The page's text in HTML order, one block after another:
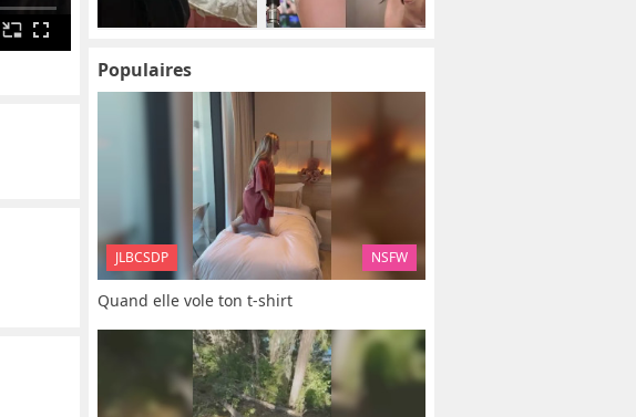
Populaires
JLBCSDP NSFW
Quand elle vole ton t-shirt